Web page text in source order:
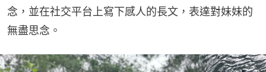
念，並在社交平台上寫下感人的長文，表達對妹妹的
無盡思念。